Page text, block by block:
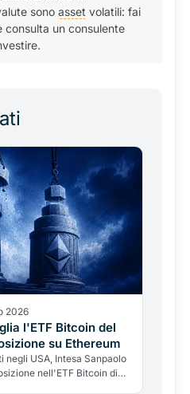
sono asset volatili: fai
consulta un consulente
2026
l'ETF Bitcoin del
su Ethereum
negli USA, Intesa Sanpaolo
nell'ETF Bitcoin di